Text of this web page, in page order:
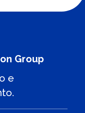
quello degli
Group
e